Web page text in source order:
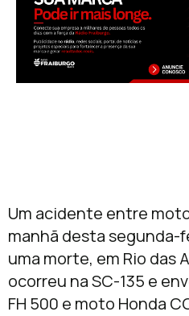
Um acidente entre
manhã desta segunda-
uma morte, em Rio das
ocorreu na SC-135 e
FH 500 e moto Honda